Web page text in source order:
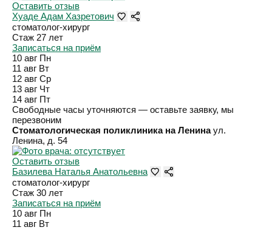
Оставить отзыв
Хуаде Адам Хазретович
стоматолог-хирург
Стаж 27 лет
Записаться на приём
10 авг Пн
11 авг Вт
12 авг Ср
13 авг Чт
14 авг Пт
Свободные часы уточняются — оставьте заявку, мы
перезвоним
Стоматологическая поликлиника на Ленина ул.
Ленина, д. 54
Оставить отзыв
Базилева Наталья Анатольевна
стоматолог-хирург
Стаж 30 лет
Записаться на приём
10 авг Пн
11 авг Вт